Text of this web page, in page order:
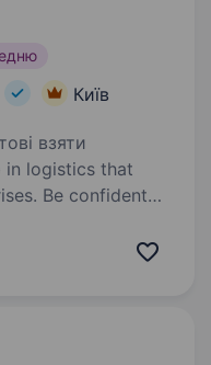
Київ
взяти
Be confident
logistics services